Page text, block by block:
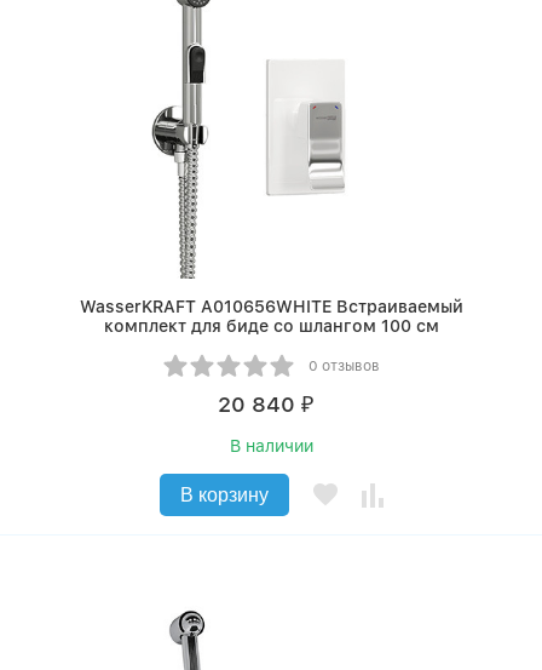
WasserKRAFT A010656WHITE Встраиваемый
комплект для биде со шлангом 100 см
0 отзывов
20 840 ₽
В наличии
В корзину